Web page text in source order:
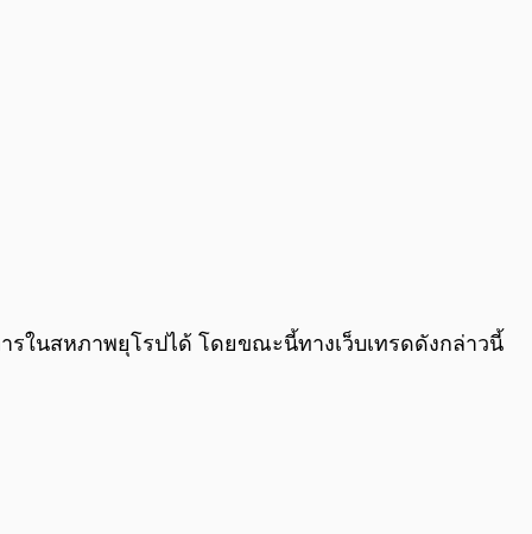
0:00
รในสหภาพยุโรปได้ โดยขณะนี้ทางเว็บเทรดดังกล่าวนี้